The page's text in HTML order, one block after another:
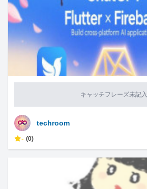
キャッチフレーズ未記入
techroom
- (0)